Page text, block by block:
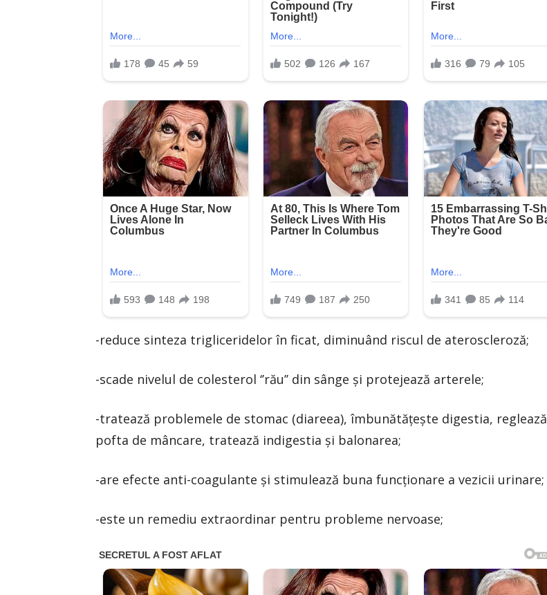
-reduce sinteza trigliceridelor în ficat, diminuând riscul de ateroscleroză;
-scade nivelul de colesterol ‘’rău’’ din sânge şi protejează arterele;
-tratează problemele de stomac (diareea), îmbunătăţeşte digestia, reglează
pofta de mâncare, tratează indigestia şi balonarea;
-are efecte anti-coagulante şi stimulează buna funcţionare a vezicii urinare;
-este un remediu extraordinar pentru probleme nervoase;